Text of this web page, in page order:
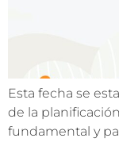
Esta fecha se
de la
fundamental y